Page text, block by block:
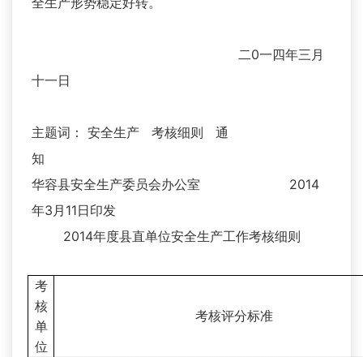
二0一四年三月
十一日
主题词： 安全生产 考核细则 通
知
华容县安全生产委员会办公室 2014
年3月11日印发
2014年度县直单位安全生产工作考核细则
考
核
单
位
考核评分标准